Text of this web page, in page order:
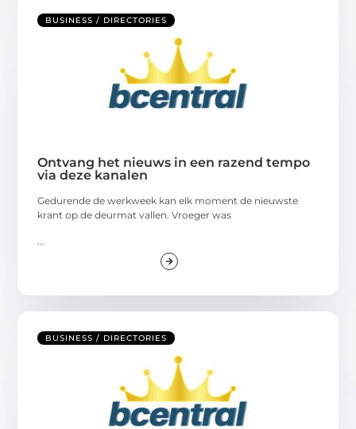
BUSINESS / DIRECTORIES
Ontvang het nieuws in een razend tempo
via deze kanalen
Gedurende de werkweek kan elk moment de nieuwste
krant op de deurmat vallen. Vroeger was
BUSINESS / DIRECTORIES